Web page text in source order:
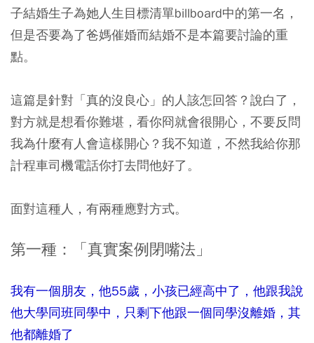
子結婚生子為她人生目標清單billboard中的第一名，
但是否要為了爸媽催婚而結婚不是本篇要討論的重
點。
這篇是針對「真的沒良心」的人該怎回答？說白了，
對方就是想看你難堪，看你冏就會很開心 ，不要反問
我為什麼有人會這樣開心？我不知道，不然我給你那
計程車司機電話你打去問他好了。
面對這種人，有兩種應對方式。
第一種：「真實案例閉嘴法」
我有一個朋友，他55歲，小孩已經高中了，他跟我說
他大學同班同學中，只剩下他跟一個同學沒離婚，其
他都離婚了